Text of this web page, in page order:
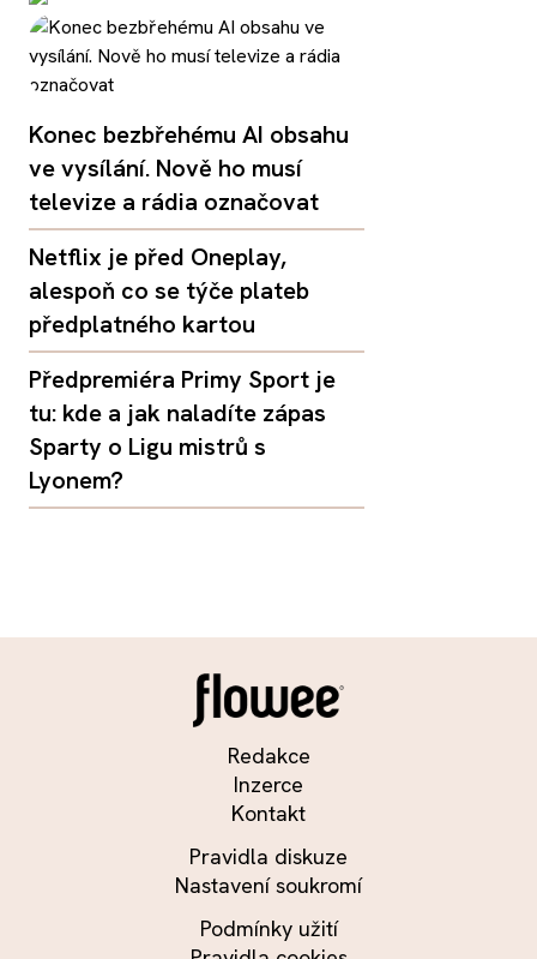
Konec bezbřehému AI obsahu
ve vysílání. Nově ho musí
televize a rádia označovat
Netflix je před Oneplay,
alespoň co se týče plateb
předplatného kartou
Předpremiéra Primy Sport je
tu: kde a jak naladíte zápas
Sparty o Ligu mistrů s
Lyonem?
Redakce
Inzerce
Kontakt
Pravidla diskuze
Nastavení soukromí
Podmínky užití